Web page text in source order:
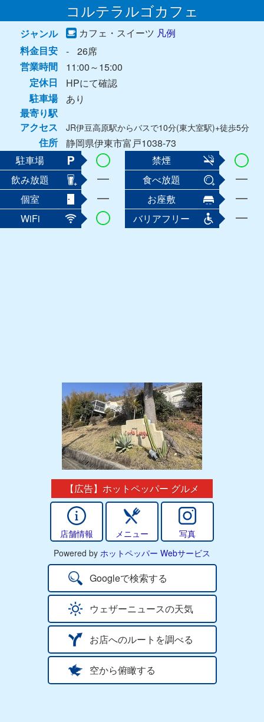
コルテラルゴカフェ
ジャンル カフェ・スイーツ 凡例
料金目安
-
26席
営業時間
11:00～15:00
定休日
HPにて確認
駐車場
あり
最寄り駅
アクセス
JR伊豆高原駅からバスで10分(東大室駅)+徒歩5分
住所
静岡県伊東市富戸1038-73
駐車場
禁煙
飲み放題
食べ放題
個室
お座敷
WiFi
バリアフリー
【広告】ホットペッパー グルメ
店舗情報 メニュー
写真
Powered by ホットペッパー Webサービス
Googleで検索する
ウェザーニュースの天気
お店へのルートを調べる
空から俯瞰する